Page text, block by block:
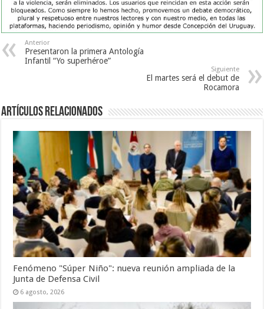
Anterior
Presentaron la primera Antología
Infantil “Yo superhéroe”
Siguiente
El martes será el debut de
Rocamora
Artículos Relacionados
Fenómeno "Súper Niño": nueva reunión ampliada de la
Junta de Defensa Civil
6 agosto, 2026